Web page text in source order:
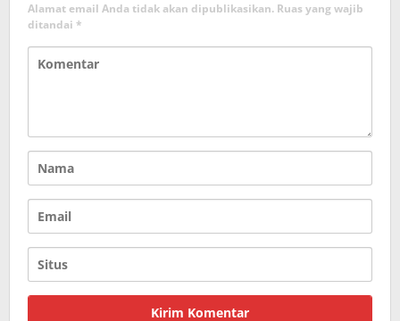
Alamat email Anda tidak akan dipublikasikan. Ruas yang wajib
ditandai *